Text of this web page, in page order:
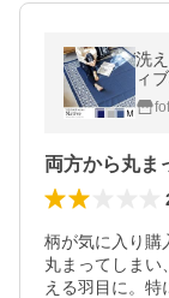
洗える
ィ
両方から丸ま
柄が気に入り購
丸まってしまい
える羽目に。特